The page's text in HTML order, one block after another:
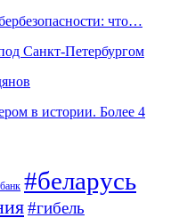
что…
Санкт-Петербургом
в истории. Более 4
#беларусь
#гибель